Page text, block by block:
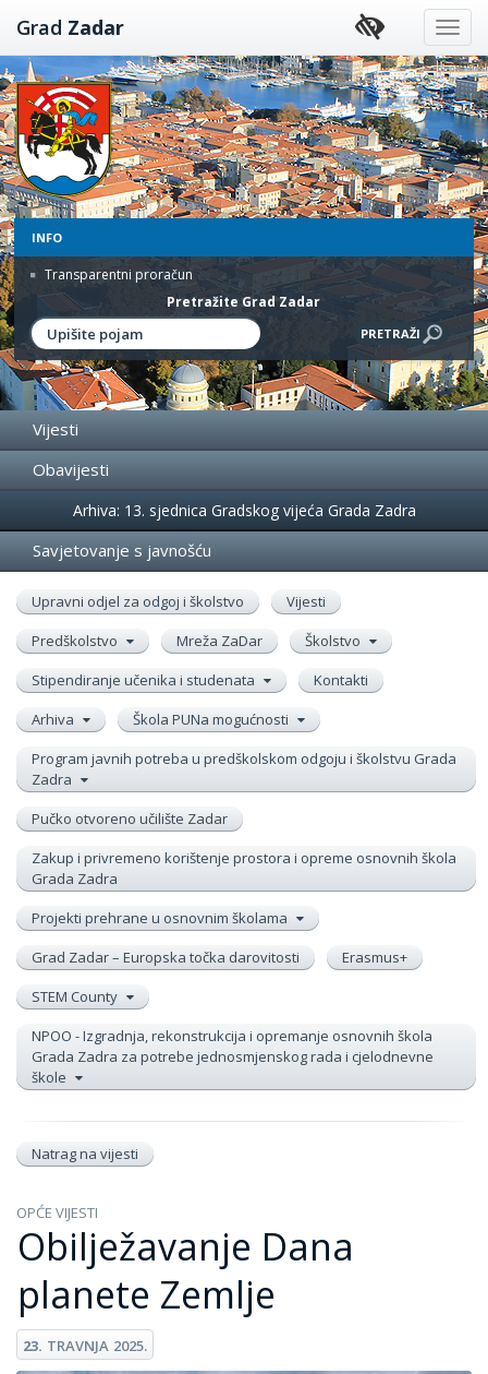
Preskoči
na
sadržaj
Grad Zadar
INFO
Transparentni proračun
Pretražite Grad Zadar
Vijesti
Obavijesti
Događanja
Arhiva: 13. sjednica Gradskog vijeća Grada Zadra
Savjetovanje s javnošću
Upravni odjel za odgoj i školstvo
Vijesti
Predškolstvo
Mreža ZaDar
Školstvo
Stipendiranje učenika i studenata
Kontakti
Arhiva
Škola PUNa mogućnosti
Program javnih potreba u predškolskom odgoju i školstvu Grada
Zadra
Pučko otvoreno učilište Zadar
Zakup i privremeno korištenje prostora i opreme osnovnih škola
Grada Zadra
Projekti prehrane u osnovnim školama
Grad Zadar – Europska točka darovitosti
Erasmus+
STEM County
NPOO - Izgradnja, rekonstrukcija i opremanje osnovnih škola
Grada Zadra za potrebe jednosmjenskog rada i cjelodnevne
škole
Natrag na vijesti
OPĆE VIJESTI
Obilježavanje Dana
planete Zemlje
23. TRAVNJA 2025.